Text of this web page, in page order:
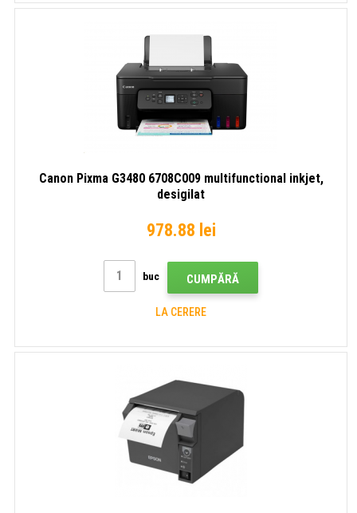
Canon Pixma G3480 6708C009 multifunctional inkjet,
desigilat
978.88 lei
buc CUMPĂRĂ
LA CERERE